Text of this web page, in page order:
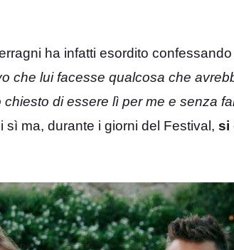
ha infatti esordito
che lui facesse qualcosa che
chiesto di essere lì per me e senza
sì ma, durante i giorni del Festival, si